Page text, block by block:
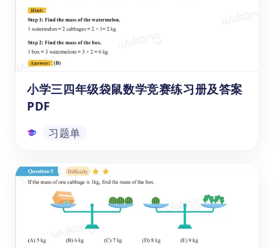
小学三四年级袋鼠数学竞赛练习册及答案
PDF
习题单
小学三四年级袋鼠数学竞赛练习册及答案
PDF
这份《2024袋鼠练习册L3-L4》专为3、4年
级的小学生设计，内容丰富多样，涵盖基本算
术、图形推理、和逻辑推理等多个数学知识